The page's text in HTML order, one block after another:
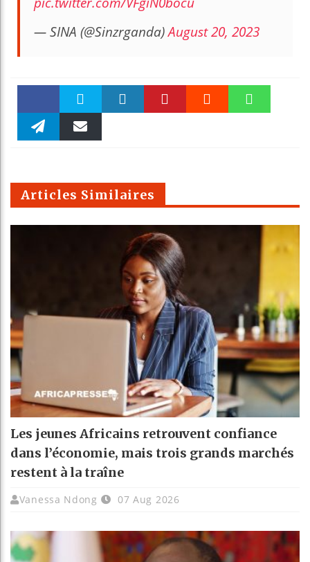
— SINA (@Sinzrganda)August 20, 2023
Faceboo Twitter
m
Articles Similaires
Les jeunes Africains retrouvent confiance
dans l’économie, mais trois grands marchés
restent à la traîne
Vanessa Ndong 07 Aug 2026